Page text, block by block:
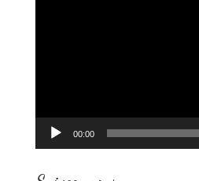
00:00